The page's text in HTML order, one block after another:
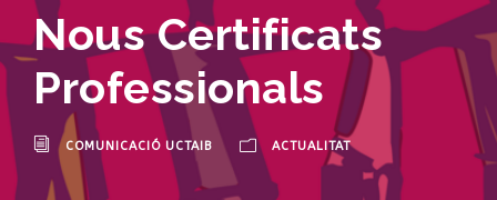
Nous Certificats
Professionals
COMUNICACIÓ UCTAIB ACTUALITAT